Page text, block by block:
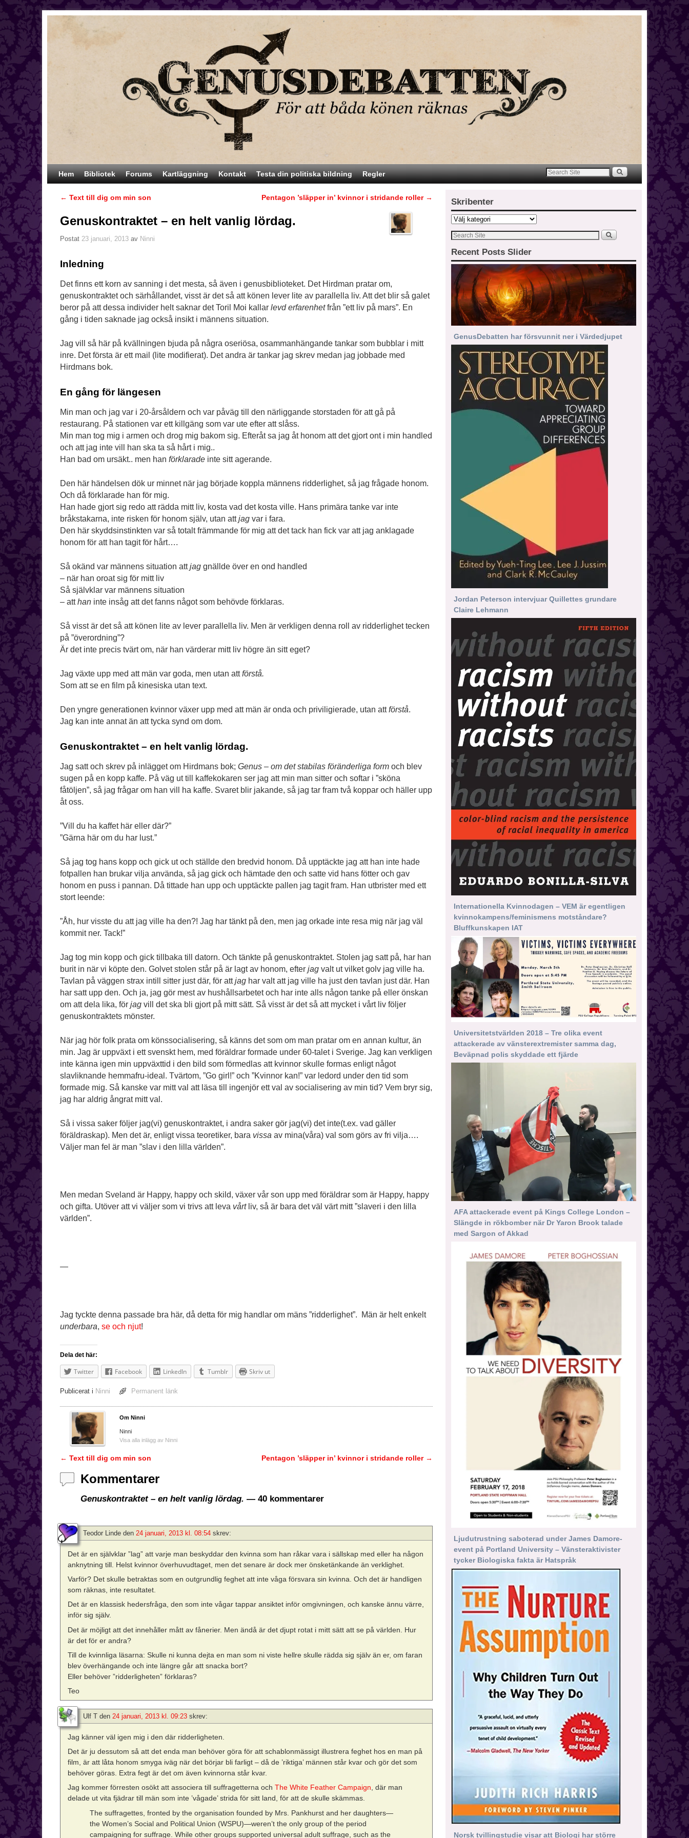
Hoppa till huvudinnehåll
Hoppa till sekundärt innehåll
Hem Bibliotek Forums Kartläggning Kontakt Testa din politiska bildning Regler
Inläggsnavigering
← Text till dig om min son Pentagon ’släpper in’ kvinnor i stridande roller →
Genuskontraktet – en helt vanlig lördag.
Postat 23 januari, 2013 av Ninni
Inledning
Det finns ett korn av sanning i det mesta, så även i genusbiblioteket. Det Hirdman pratar om,
genuskontraktet och särhållandet, visst är det så att könen lever lite av parallella liv. Att det blir så galet
beror på att dessa individer helt saknar det Toril Moi kallar levd erfarenhetfrån ”ett liv på mars”. En
gång i tiden saknade jag också insikt i männens situation.
Jag vill så här på kvällningen bjuda på några oseriösa, osammanhängande tankar som bubblar i mitt
inre. Det första är ett mail (lite modifierat). Det andra är tankar jag skrev medan jag jobbade med
Hirdmans bok.
En gång för längesen
Min man och jag var i 20-årsåldern och var påväg till den närliggande storstaden för att gå på
restaurang. På stationen var ett killgäng som var ute efter att slåss.
Min man tog mig i armen och drog mig bakom sig. Efteråt sa jag åt honom att det gjort ont i min handled
och att jag inte vill han ska ta så hårt i mig..
Han bad om ursäkt.. men han förklarade inte sitt agerande.
Den här händelsen dök ur minnet när jag började koppla männens ridderlighet, så jag frågade honom.
Och då förklarade han för mig.
Han hade gjort sig redo att rädda mitt liv, kosta vad det kosta ville. Hans primära tanke var inte
bråkstakarna, inte risken för honom själv, utan attjag var i fara.
Den här skyddsinstinkten var så totalt främmande för mig att det tack han fick var att jag anklagade
honom för att han tagit för hårt….
Så okänd var männens situation attjag gnällde över en ond handled
– när han oroat sig för mitt liv
Så självklar var männens situation
– atthan inte insåg att det fanns något som behövde förklaras.
Så visst är det så att könen lite av lever parallella liv. Men är verkligen denna roll av ridderlighet tecken
på ”överordning”?
Är det inte precis tvärt om, när han värderar mitt liv högre än sitt eget?
Jag växte upp med att män var goda, men utan attförstå.
Som att se en film på kinesiska utan text.
Den yngre generationen kvinnor växer upp med att män är onda och priviligierade, utan attförstå.
Jag kan inte annat än att tycka synd om dom.
Genuskontraktet – en helt vanlig lördag.
Jag satt och skrev på inlägget om Hirdmans bok; Genus – om det stabilas föränderliga form och blev
sugen på en kopp kaffe. På väg ut till kaffekokaren ser jag att min man sitter och softar i ”sköna
fåtöljen”, så jag frågar om han vill ha kaffe. Svaret blir jakande, så jag tar fram två koppar och häller upp
åt oss.
”Vill du ha kaffet här eller där?”
”Gärna här om du har lust.”
Så jag tog hans kopp och gick ut och ställde den bredvid honom. Då upptäckte jag att han inte hade
fotpallen han brukar vilja använda, så jag gick och hämtade den och satte vid hans fötter och gav
honom en puss i pannan. Då tittade han upp och upptäckte pallen jag tagit fram. Han utbrister med ett
stort leende:
”Åh, hur visste du att jag ville ha den?! Jag har tänkt på den, men jag orkade inte resa mig när jag väl
kommit ner. Tack!”
Jag tog min kopp och gick tillbaka till datorn. Och tänkte på genuskontraktet. Stolen jag satt på, har han
burit in när vi köpte den. Golvet stolen står på är lagt av honom, efter jag valt ut vilket golv jag ville ha.
Tavlan på väggen strax intill sitter just där, för attjag har valt att jag ville ha just den tavlan just där. Han
har satt upp den. Och ja, jag gör mest av hushållsarbetet och har inte alls någon tanke på eller önskan
om att dela lika, för jag vill det ska bli gjort på mitt sätt. Så visst är det så att mycket i vårt liv följer
genuskontraktets mönster.
När jag hör folk prata om könssocialisering, så känns det som om man pratar om en annan kultur, än
min. Jag är uppväxt i ett svenskt hem, med föräldrar formade under 60-talet i Sverige. Jag kan verkligen
inte känna igen min uppväxttid i den bild som förmedlas att kvinnor skulle formas enligt något
slavliknande hemmafru-ideal. Tvärtom, ”Go girl!” och ”Kvinnor kan!” var ledord under den tid som
formade mig. Så kanske var mitt val att läsa till ingenjör ett val av socialisering av min tid? Vem bryr sig,
jag har aldrig ångrat mitt val.
Så i vissa saker följer jag(vi) genuskontraktet, i andra saker gör jag(vi) det inte(t.ex. vad gäller
föräldraskap). Men det är, enligt vissa teoretiker, bara vissa av mina(våra) val som görs av fri vilja….
Väljer man fel är man ”slav i den lilla världen”.
Men medan Sveland är Happy, happy och skild, växer vår son upp med föräldrar som är Happy, happy
och gifta. Utöver att vi väljer som vi trivs att leva vårtliv, så är bara det väl värt mitt ”slaveri i den lilla
världen”.
—
Jag tyckte denna passade bra här, då detta för mig handlar om mäns ”ridderlighet”. Män är helt enkelt
underbara, se och njut!
Dela det här:
Twitter Facebook LinkedIn Tumblr Skriv ut
Publicerat i Ninni Permanent länk
Om Ninni
Ninni
Visa alla inlägg av Ninni
Inläggsnavigering
← Text till dig om min son Pentagon ’släpper in’ kvinnor i stridande roller →
Kommentarer
Genuskontraktet – en helt vanlig lördag. — 40 kommentarer
Teodor Linde den 24 januari, 2013 kl. 08:54 skrev:
Det är en självklar ”lag” att varje man beskyddar den kvinna som han råkar vara i sällskap med eller ha någon
anknytning till. Helst kvinnor överhuvudtaget, men det senare är dock mer önsketänkande än verklighet.
Varför? Det skulle betraktas som en outgrundlig feghet att inte våga försvara sin kvinna. Och det är handligen
som räknas, inte resultatet.
Det är en klassisk hedersfråga, den som inte vågar tappar ansiktet inför omgivningen, och kanske ännu värre,
inför sig själv.
Det är möjligt att det innehåller mått av fånerier. Men ändå är det djupt rotat i mitt sätt att se på världen. Hur
är det för er andra?
Till de kvinnliga läsarna: Skulle ni kunna dejta en man som ni viste hellre skulle rädda sig själv än er, om faran
blev överhängande och inte längre går att snacka bort?
Eller behöver ”ridderligheten” förklaras?
Teo
Ulf T den 24 januari, 2013 kl. 09:23 skrev:
Jag känner väl igen mig i den där ridderligheten.
Det är ju dessutom så att det enda man behöver göra för att schablonmässigt illustrera feghet hos en man på
film, är att låta honom smyga iväg när det börjar bli farligt – då de ’riktiga’ männen står kvar och gör det som
behöver göras. Extra fegt är det om även kvinnorna står kvar.
Jag kommer förresten osökt att associera till suffragetterna ochThe White Feather Campaign, där man
delade ut vita fjädrar till män som inte ’vågade’ strida för sitt land, för att de skulle skämmas.
The suffragettes, fronted by the organisation founded by Mrs. Pankhurst and her daughters—
the Women’s Social and Political Union (WSPU)—weren’t the only group of the period
campaigning for suffrage. While other groups supported universal adult suffrage, such as the
Skribenter
Recent Posts Slider
GenusDebatten har försvunnit ner i Värdedjupet
Jordan Peterson intervjuar Quillettes grundare
Claire Lehmann
Internationella Kvinnodagen – VEM är egentligen
kvinnokampens/feminismens motståndare?
Bluffkunskapen IAT
Universitetstvärlden 2018 – Tre olika event
attackerade av vänsterextremister samma dag,
Beväpnad polis skyddade ett fjärde
AFA attackerade event på Kings College London –
Slängde in rökbomber när Dr Yaron Brook talade
med Sargon of Akkad
Ljudutrustning saboterad under James Damore-
event på Portland University – Vänsteraktivister
tycker Biologiska fakta är Hatspråk
Norsk tvillingstudie visar att Biologi har större